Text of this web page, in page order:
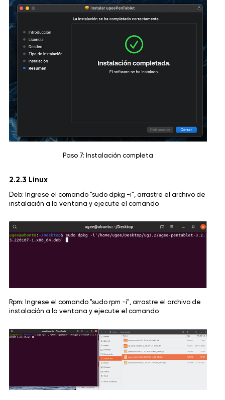
Paso 7: Instalación completa
2.2.3 Linux
Deb: Ingrese el comando "sudo dpkg -i", arrastre el archivo de
instalación a la ventana y ejecute el comando.
Rpm: Ingrese el comando "sudo rpm -i", arrastre el archivo de
instalación a la ventana y ejecute el comando.